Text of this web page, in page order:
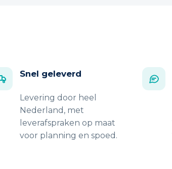
Snel geleverd
Levering door heel
Nederland, met
leverafspraken op maat
voor planning en spoed.